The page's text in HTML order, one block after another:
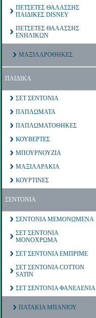
ΠΕΤΣΕΤΕΣ ΘΑΛΑΣΣΗΣ
ΠΑΙΔΙΚΕΣ DISNEY
ΠΕΤΣΕΤΕΣ ΘΑΛΑΣΣΗΣ
ΕΝΗΛΙΚΩΝ
ΜΑΞΙΛΑΡΟΘΗΚΕΣ
ΠΑΙΔΙΚΑ
ΣΕΤ ΣΕΝΤΟΝΙΑ
ΠΑΠΛΩΜΑΤΑ
ΠΑΠΛΩΜΑΤΟΘΗΚΕΣ
ΚΟΥΒΕΡΤΕΣ
ΜΠΟΥΡΝΟΥΖΙΑ
ΜΑΞΙΛΑΡΑΚΙΑ
ΚΟΥΡΤΙΝΕΣ
ΣΕΝΤΟΝΙΑ
ΣΕΝΤΟΝΙΑ ΜΕΜΟΝΩΜΕΝΑ
ΣΕΤ ΣΕΝΤΟΝΙΑ
ΜΟΝΟΧΡΩΜΑ
ΣΕΤ ΣΕΝΤΟΝΙΑ ΕΜΠΡΙΜΕ
ΣΕΤ ΣΕΝΤΟΝΙΑ COTTON
SATIN
ΣΕΤ ΣΕΝΤΟΝΙΑ ΦΑΝΕΛΕΝΙΑ
ΠΑΤΑΚΙΑ ΜΠΑΝΙΟΥ